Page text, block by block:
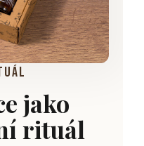
jako
rituál